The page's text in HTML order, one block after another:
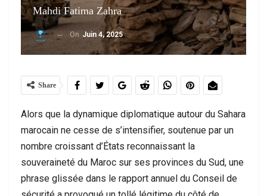
Mahdi Fatima Zahra
On Juin 4, 2025
Share
Alors que la dynamique diplomatique autour du Sahara
marocain ne cesse de s’intensifier, soutenue par un
nombre croissant d’États reconnaissant la
souveraineté du Maroc sur ses provinces du Sud, une
phrase glissée dans le rapport annuel du Conseil de